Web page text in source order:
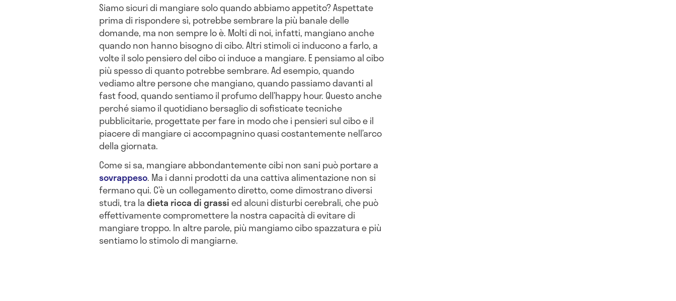
Siamo sicuri di mangiare solo quando abbiamo appetito? Aspettate
prima di rispondere sì, potrebbe sembrare la più banale delle
domande, ma non sempre lo è. Molti di noi, infatti, mangiano anche
quando non hanno bisogno di cibo. Altri stimoli ci inducono a farlo, a
volte il solo pensiero del cibo ci induce a mangiare. E pensiamo al cibo
più spesso di quanto potrebbe sembrare. Ad esempio, quando
vediamo altre persone che mangiano, quando passiamo davanti al
fast food, quando sentiamo il profumo dell’happy hour. Questo anche
perché siamo il quotidiano bersaglio di sofisticate tecniche
pubblicitarie, progettate per fare in modo che i pensieri sul cibo e il
piacere di mangiare ci accompagnino quasi costantemente nell’arco
della giornata.
Come si sa, mangiare abbondantemente cibi non sani può portare a
sovrappeso. Ma i danni prodotti da una cattiva alimentazione non si
fermano qui. C’è un collegamento diretto, come dimostrano diversi
studi, tra ladieta ricca di grassied alcuni disturbi cerebrali, che può
effettivamente compromettere la nostra capacità di evitare di
mangiare troppo. In altre parole, più mangiamo cibo spazzatura e più
sentiamo lo stimolo di mangiarne.